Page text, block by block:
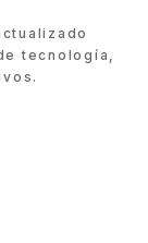
tecnología,